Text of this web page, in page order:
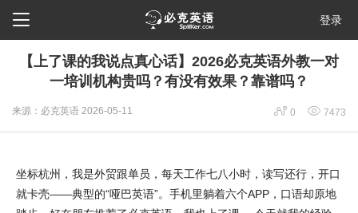
 登录
【上了课的我说点真心话】2026必克英语外教一对
一培训机构贵吗？有没有效果？靠谱吗？
来源：必克英语 2026-05-11  0  7473
坐标杭州，我是外贸跟单员，每天工作七八小时，读写还行，开口
就卡壳——典型的“哑巴英语”。手机里躺着六个APP，口语却原地